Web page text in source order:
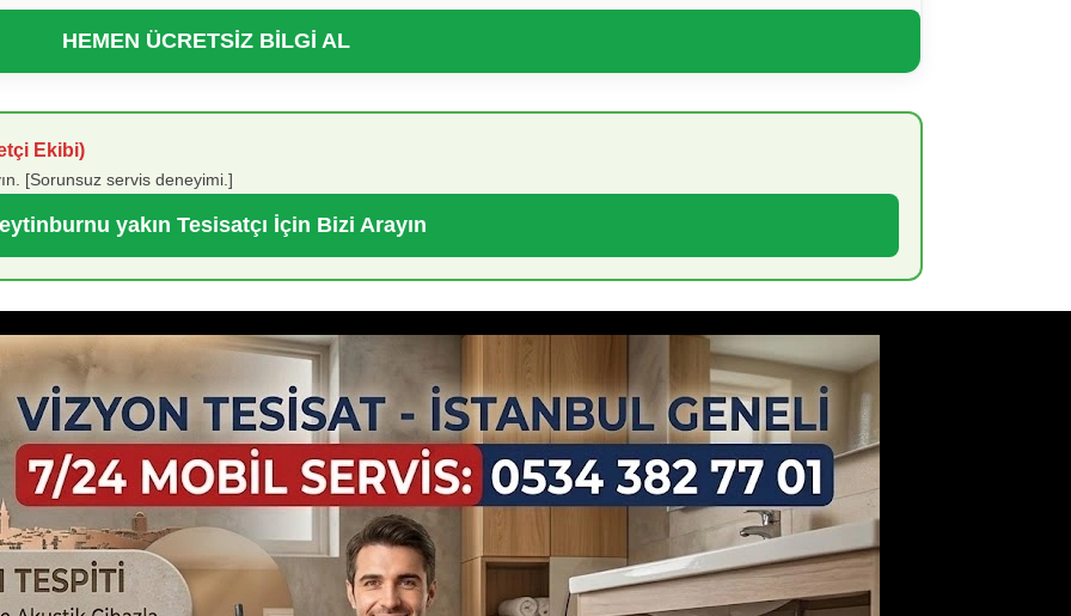
HEMEN ÜCRETSİZ BİLGİ AL
Ekibi)
[Sorunsuz servis deneyimi.]
yakın Tesisatçı İçin Bizi Arayın